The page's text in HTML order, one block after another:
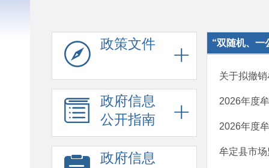
政策文件
政府信息
公开指南
政府信息
“双随机、一
关于拟撤
2026年度
2026年度
牟定县市